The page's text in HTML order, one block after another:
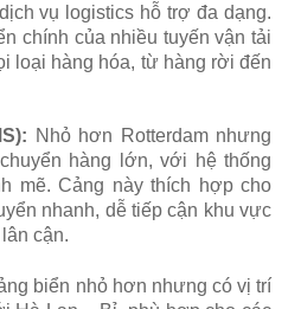
vụ logistics hỗ trợ đa dạng.
chính của nhiều tuyến vận tải
loại hàng hóa, từ hàng rời đến
Nhỏ hơn Rotterdam nhưng
hàng lớn, với hệ thống
mẽ. Cảng này thích hợp cho
nhanh, dễ tiếp cận khu vực
cận.
biển nhỏ hơn nhưng có vị trí